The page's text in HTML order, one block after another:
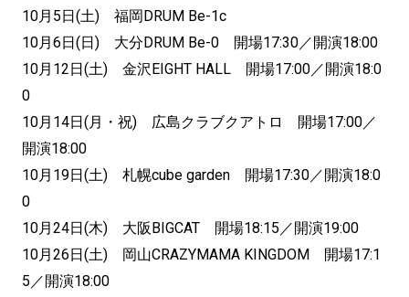
10月5日(土) 福岡DRUM Be-1c
10月6日(日) 大分DRUM Be-0 開場17:30／開演18:00
10月12日(土) 金沢EIGHT HALL 開場17:00／開演18:0
0
10月14日(月・祝) 広島クラブクアトロ 開場17:00／
開演18:00
10月19日(土) 札幌cube garden 開場17:30／開演18:0
0
10月24日(木) 大阪BIGCAT 開場18:15／開演19:00
10月26日(土) 岡山CRAZYMAMA KINGDOM 開場17:1
5／開演18:00